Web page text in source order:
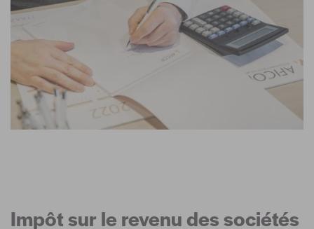
Impôt sur le revenu des sociétés